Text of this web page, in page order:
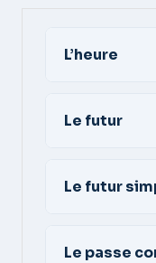
L’heure
Le futur
Le futur
Le passe